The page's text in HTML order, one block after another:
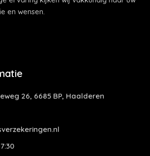
en wensen.
26, 6685 BP, Haalderen